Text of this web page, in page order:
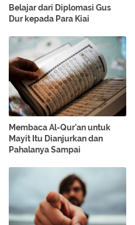
Belajar dari Diplomasi Gus
Dur kepada Para Kiai
Membaca Al-Qur'an untuk
Mayit Itu Dianjurkan dan
Pahalanya Sampai